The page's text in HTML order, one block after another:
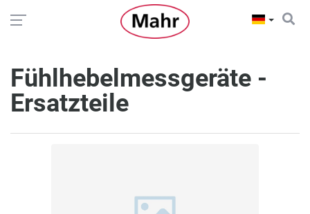
Fühlhebelmessgeräte -
Ersatzteile